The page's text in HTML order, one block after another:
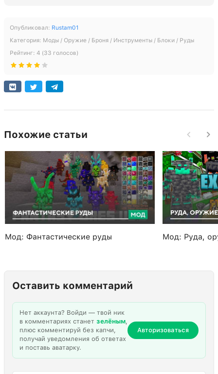
Опубликовал: Rustam01
Категория: Моды / Оружие / Броня / Инструменты / Блоки / Руды
Рейтинг: 4 (33 голосов)
Похожие статьи
Мод: Фантастические руды Мод: Руда,
Оставить комментарий
Нет аккаунта? Войди — твой ник
в комментариях станет зелёным,
плюс комментируй без капчи,
получай уведомления об ответах
и поставь аватарку.
Авторизоваться